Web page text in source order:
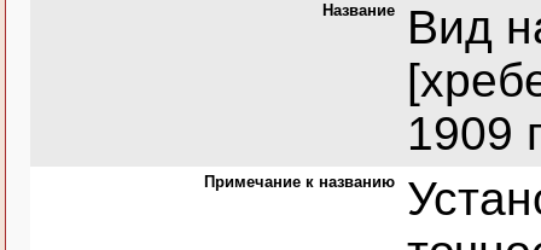
Название
Вид
1909
Примечание к названию